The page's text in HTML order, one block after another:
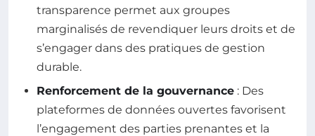
transparence permet aux groupes
marginalisés de revendiquer leurs droits et de
s’engager dans des pratiques de gestion
durable.
Renforcement de la gouvernance : Des
plateformes de données ouvertes favorisent
l’engagement des parties prenantes et la